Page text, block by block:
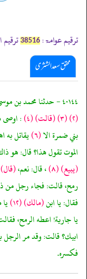
ترقیم عوامۃ: 38516
محقق سعد الشثری
٤٠١٤٤ - حدثنا محمد بن موسى
(٢) (٣) (قالت)(٤) :
بني ضمرة الا(٦)
يقاتل به
الموت تقول هذا؟ قال: هو
(يبيع)(٨) ، قال: نعم،(قال)
رمح، قالت: فجاء رجل من
فقال: يا ابن(مالك)(١٢)
يا جارية! اعطه الرمح،
ابيك؟ قالت: وقد مر الرجل
فكسره.